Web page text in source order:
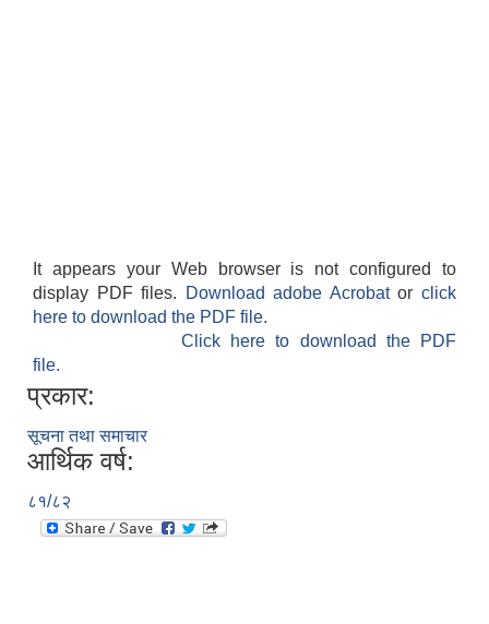
It appears your Web browser is not configured to
display PDF files.
Download adobe Acrobatorclick
here to download the PDF file.
Click here to download the PDF
file.
प्रकार:
सूचना तथा समाचार
आर्थिक वर्ष:
८१/८२